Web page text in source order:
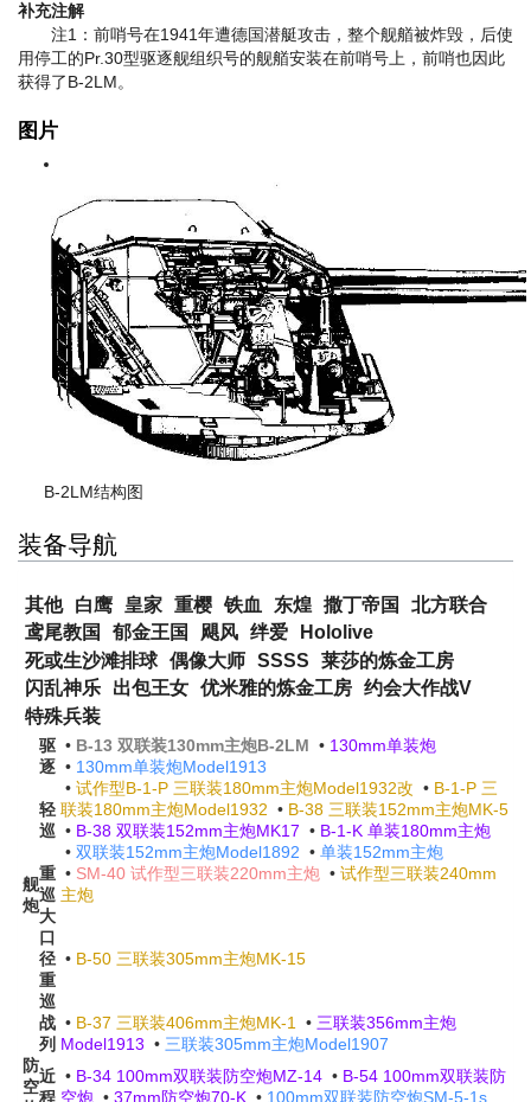
补充注解
注1：前哨号在1941年遭德国潜艇攻击，整个舰艏被炸毁，后使
用停工的Pr.30型驱逐舰组织号的舰艏安装在前哨号上，前哨也因此
获得了B-2LM。
图片
B-2LM结构图
装备导航
其他 白鹰 皇家 重樱 铁血 东煌 撒丁帝国
北方联合
鸢尾教国
郁金王国 飓风 绊爱
Hololive
死或生沙滩排球 偶像大师 SSSS
莱莎的炼金工房
闪乱神乐
出包王女 优米雅的炼金工房 约会大作战V
特殊兵装
舰
炮
驱
逐
• B-13 双联装130mm主炮B-2LM • 130mm单装炮
• 130mm单装炮Model1913
轻
巡
• 试作型B-1-P 三联装180mm主炮Model1932改 • B-1-P 三
联装180mm主炮Model1932 • B-38 三联装152mm主炮MK-5
• B-38 双联装152mm主炮MK17 • B-1-K 单装180mm主炮
• 双联装152mm主炮Model1892 • 单装152mm主炮
重
巡
• SM-40 试作型三联装220mm主炮 • 试作型三联装240mm
主炮
大
口
径
重
巡
• B-50 三联装305mm主炮MK-15
战
列
• B-37 三联装406mm主炮MK-1 • 三联装356mm主炮
Model1913 • 三联装305mm主炮Model1907
防
空
近
程
• B-34 100mm双联装防空炮MZ-14 • B-54 100mm双联装防
空炮 • 37mm防空炮70-K • 100mm双联装防空炮SM-5-1s